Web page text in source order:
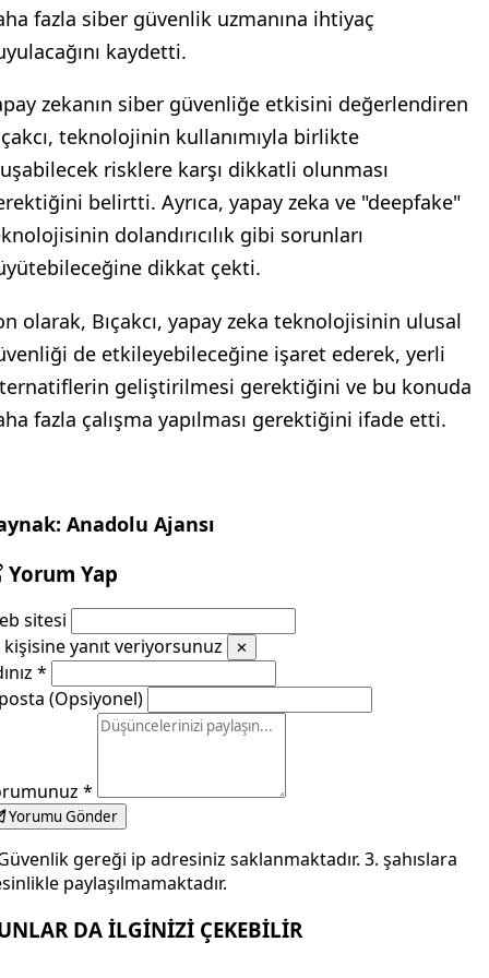
fazla siber güvenlik uzmanına ihtiyaç
kaydetti.
zekanın siber güvenliğe etkisini değerlendiren
teknolojinin kullanımıyla birlikte
risklere karşı dikkatli olunması
belirtti. Ayrıca, yapay zeka ve "deepfake"
dolandırıcılık gibi sorunları
dikkat çekti.
olarak, Bıçakcı, yapay zeka teknolojisinin ulusal
de etkileyebileceğine işaret ederek, yerli
geliştirilmesi gerektiğini ve bu konuda
fazla çalışma yapılması gerektiğini ifade etti.
Anadolu Ajansı
Yorum Yap
sitesi
kişisine yanıt veriyorsunuz
✕
*
(Opsiyonel)
*
Yorumu Gönder
gereği ip adresiniz saklanmaktadır. 3. şahıslara
paylaşılmamaktadır.
DA İLGİNİZİ ÇEKEBİLİR